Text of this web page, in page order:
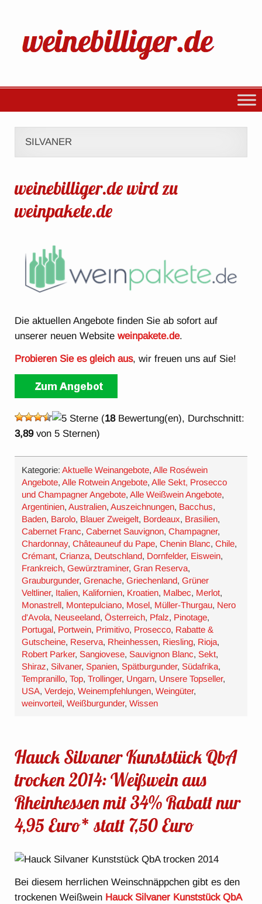
SILVANER
weinebilliger.de wird zu
weinpakete.de
Die aktuellen Angebote finden Sie ab sofort auf
unserer neuen Websiteweinpakete.de.
Probieren Sie es gleich aus, wir freuen uns auf Sie!
(18Bewertung(en), Durchschnitt:
3,89von 5 Sternen)
Kategorie:Aktuelle Weinangebote,Alle Roséwein
Angebote,Alle Rotwein Angebote,Alle Sekt, Prosecco
und Champagner Angebote,Alle Weißwein Angebote,
Argentinien,Australien,Auszeichnungen, Bacchus,
Baden, Barolo, Blauer Zweigelt, Bordeaux, Brasilien,
Cabernet Franc,Cabernet Sauvignon,Champagner,
Chardonnay,Châteauneuf du Pape,Chenin Blanc,Chile,
Crémant,Crianza, Deutschland, Dornfelder, Eiswein,
Frankreich,Gewürztraminer,Gran Reserva,
Grauburgunder,Grenache,Griechenland,Grüner
Veltliner, Italien, Kalifornien, Kroatien, Malbec, Merlot,
Monastrell, Montepulciano, Mosel, Müller-Thurgau, Nero
d'Avola, Neuseeland,Österreich, Pfalz, Pinotage,
Portugal, Portwein, Primitivo, Prosecco, Rabatte &
Gutscheine, Reserva, Rheinhessen, Riesling, Rioja,
Robert Parker,Sangiovese,Sauvignon Blanc,Sekt,
Shiraz,Silvaner,Spanien,Spätburgunder,Südafrika,
Tempranillo,Top,Trollinger, Ungarn, Unsere Topseller,
USA,Verdejo,Weinempfehlungen,Weingüter,
weinvorteil,Weißburgunder,Wissen
Hauck Silvaner Kunststück QbA
trocken 2014: Weißwein aus
Rheinhessen mit 34% Rabatt nur
4,95 Euro* statt 7,50 Euro
Bei diesem herrlichen Weinschnäppchen gibt es den
trockenen Weißwein Hauck Silvaner Kunststück QbA